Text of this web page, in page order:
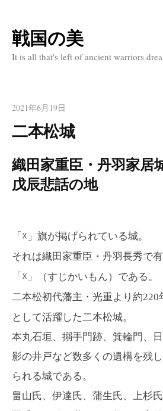
コ
ン
ツ
ス
キ
ッ
プ
戦国の美
It is all that's left of ancient warriors
2021年6月19日
二本松城
織田家重臣・丹羽家居
戊辰悲話の地
「 ☓ 」旗が掲げられている城。
それは織田家重臣・丹羽長秀で
「 ☓ 」（すじかいもん）である。
二本松初代藩主・光重より約220
として活躍した二本松城。
本丸石垣、搦手門跡、箕輪門、
影の井戸など数多くの遺構を残
られる城である。
畠山氏、伊達氏、蒲生氏、上杉